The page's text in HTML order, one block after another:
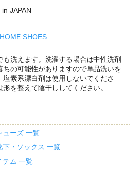
JAPAN
SHOES
も洗えます。洗濯する場合は中性洗剤
ちの可能性がありますので単品洗いを
塩素系漂白剤は使用しないでくださ
形を整えて陰干ししてください。
ューズ 一覧
下・ソックス 一覧
テム 一覧